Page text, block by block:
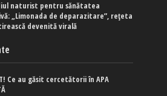
naturist pentru sănătatea
„Limonada de deparazitare”, rețeta
devenită virală
Ce au găsit cercetătorii în APA